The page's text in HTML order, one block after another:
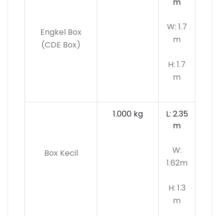
Engkel Box
(CDE Box)
W: 1.7
m
H: 1.7
m
Box Kecil
1.000 kg
L: 2.35
m
W:
1.62m
H: 1.3
m